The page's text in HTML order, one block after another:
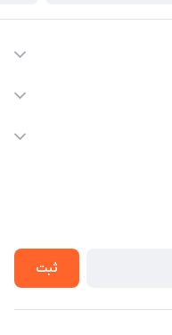
هماهنگ کنید)
ثبت